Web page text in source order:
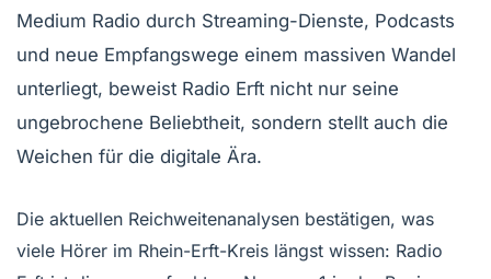
Medium Radio durch Streaming-Dienste, Podcasts
und neue Empfangswege einem massiven Wandel
unterliegt, beweist Radio Erft nicht nur seine
ungebrochene Beliebtheit, sondern stellt auch die
Weichen für die digitale Ära.
Die aktuellen Reichweitenanalysen bestätigen, was
viele Hörer im Rhein-Erft-Kreis längst wissen: Radio